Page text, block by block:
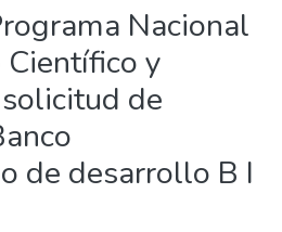
Nacional
y
de
de desarrollo B I